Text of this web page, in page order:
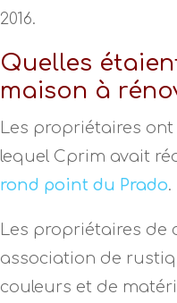
2016.
Quelles
maison à
Les propriétaires
lequel Cprim avait
rond point du Prado.
Les propriétaires
association de
couleurs et de